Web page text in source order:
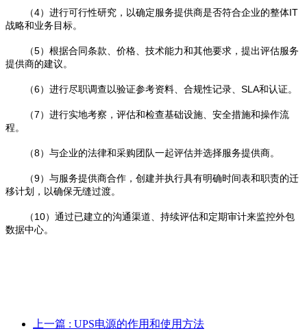
（4）进行可行性研究，以确定服务提供商是否符合企业的整体IT
战略和业务目标。
（5）根据合同条款、价格、技术能力和其他要求，提出评估服务
提供商的建议。
（6）进行尽职调查以验证参考资料、合规性记录、SLA和认证。
（7）进行实地考察，评估和检查基础设施、安全措施和操作流
程。
（8）与企业的法律和采购团队一起评估并选择服务提供商。
（9）与服务提供商合作，创建并执行具有明确时间表和职责的迁
移计划，以确保无缝过渡。
（10）通过已建立的沟通渠道、持续评估和定期审计来监控外包
数据中心。
上一篇 : UPS电源的作用和使用方法